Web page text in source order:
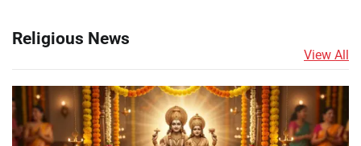
Religious News
View All